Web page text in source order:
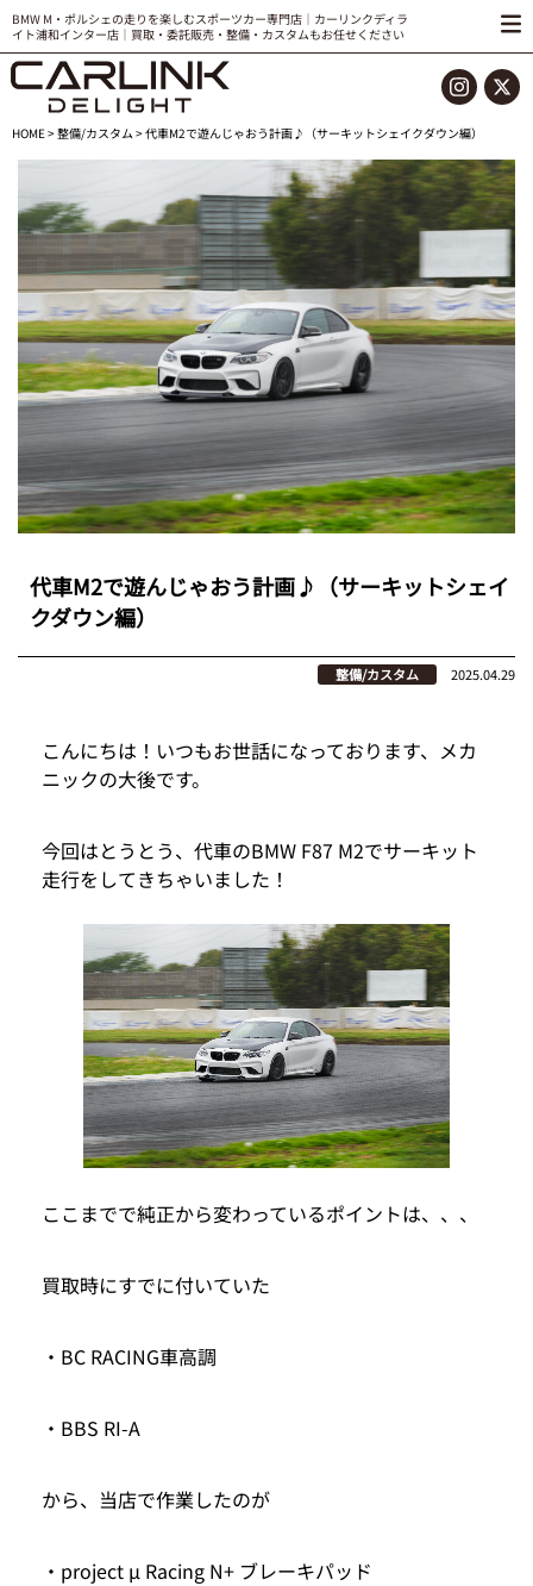
BMW M・ポルシェの走りを楽しむスポーツカー専門店｜カーリンクディラ
イト浦和インター店｜買取・委託販売・整備・カスタムもお任せください
HOME>整備/カスタム> 代車M2で遊んじゃおう計画♪（サーキットシェイクダウン編）
代車M2で遊んじゃおう計画♪（サーキットシェイ
クダウン編）
整備/カスタム 2025.04.29
こんにちは！いつもお世話になっております、メカ
ニックの大後です。
今回はとうとう、代車のBMW F87 M2でサーキット
走行をしてきちゃいました！
ここまでで純正から変わっているポイントは、、、
買取時にすでに付いていた
・BC RACING車高調
・BBS RI-A
から、当店で作業したのが
・project μ Racing N+ ブレーキパッド